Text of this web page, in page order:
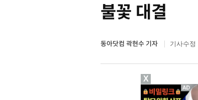
불꽃 대결
동아닷컴 곽현수 기자 기사수정
X